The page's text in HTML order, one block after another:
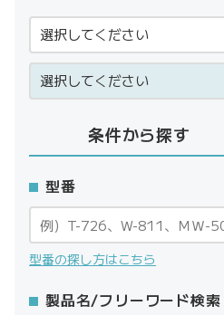
条件から探す
型番
型番の探し方はこちら
製品名/フリーワード検索